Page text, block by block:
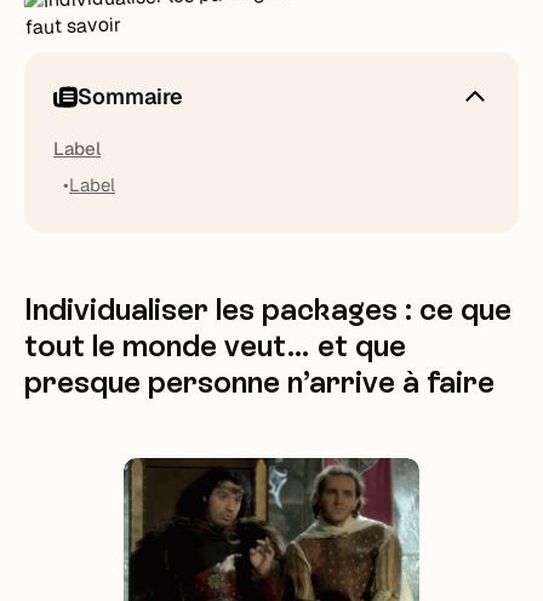
Sommaire
Label
Label
Individualiser les packages : ce que
tout le monde veut… et que
presque personne n’arrive à faire